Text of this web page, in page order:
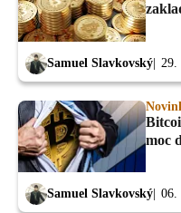
Samuel Slavkovský 29.
moc
Samuel Slavkovský 06.